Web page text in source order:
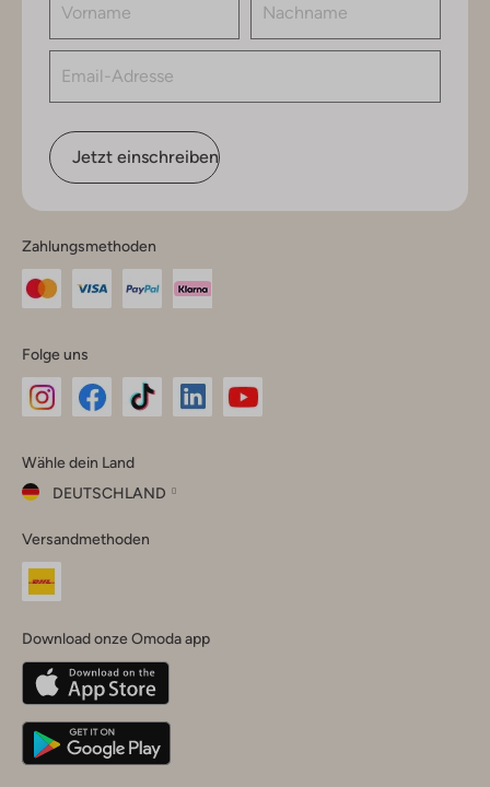
Jetzt einschreiben
Zahlungsmethoden
Folge uns
Instagram
Facebook
TikTok
Wähle dein Land
DEUTSCHLAND
dein
Land
Belgique(Français)
Deutschland
Versandmethoden
Download onze Omoda app